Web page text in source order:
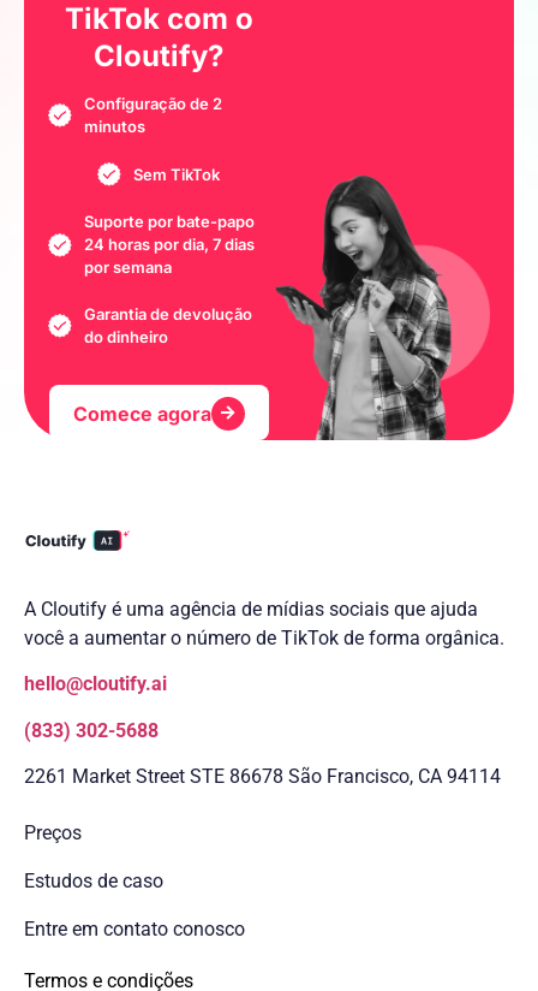
TikTok com o
Cloutify?
Configuração de 2
minutos
Sem TikTok
Suporte por bate-papo
24 horas por dia, 7 dias
por semana
Garantia de devolução
do dinheiro
Comece agora
A Cloutify é uma agência de mídias sociais que ajuda
você a aumentar o número de TikTok de forma orgânica.
hello@cloutify.ai
(833) 302-5688
2261 Market Street STE 86678 São Francisco, CA 94114
Preços
Estudos de caso
Entre em contato conosco
Termos e condições